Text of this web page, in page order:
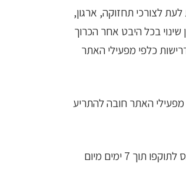
לצורכי תחזוקה, ארגון,
שינוי בכל היבט אחר הכרוך
כלפי מפעילי האתר
האתר חובה להתריע
מפעילי האתר שומרים לעצמם את הזכות לערוך שינויים בתנאי השימוש באתר בכל עת, ללא מתן הודעה מוקדמת. שינוי בתנאי השימוש ייכנס לתוקפו תוך 7 ימים מיום